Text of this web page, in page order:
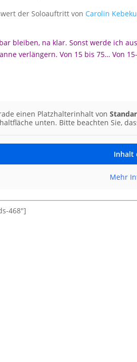
der Soloauftritt von Carolin
bleiben, na klar. Sonst werde ich
verlängern. Von 15 bis 75… Von
einen Platzhalterinhalt von
unten. Bitte beachten Sie,
Inhalt
Mehr
468″]